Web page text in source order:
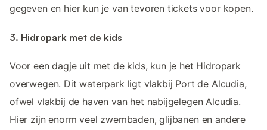
gegeven en hier kun je van tevoren tickets voor kopen.
3. Hidropark met de kids
Voor een dagje uit met de kids, kun je het Hidropark
overwegen. Dit waterpark ligt vlakbij Port de Alcudia,
ofwel vlakbij de haven van het nabijgelegen Alcudia.
Hier zijn enorm veel zwembaden, glijbanen en andere